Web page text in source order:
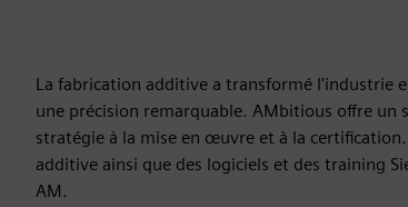
La fabrication additive a transformé l'industrie
une précision remarquable. AMbitious offre un
stratégie à la mise en œuvre et à la
additive ainsi que des logiciels et des training
AM.